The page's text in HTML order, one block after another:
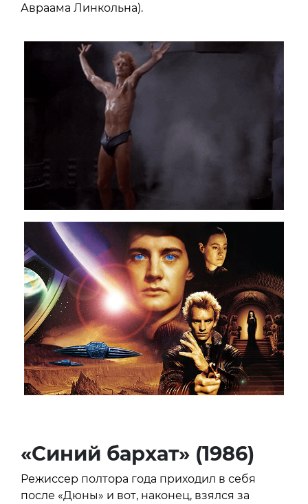
Авраама Линкольна).
«Синий бархат» (1986)
Режиссер полтора года приходил в себя
после «Дюны» и вот, наконец, взялся за